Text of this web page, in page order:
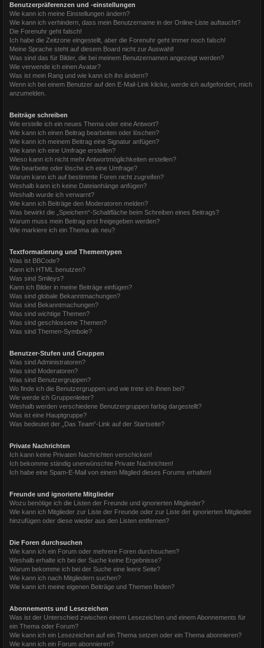
Benutzerpräferenzen und -einstellungen
Wie kann ich meine Einstellungen ändern?
Wie kann ich verhindern, dass mein Benutzername in der Online-Liste auftaucht?
Die Forenuhr geht falsch!
Ich habe die Zeitzone eingestellt, aber die Forenuhr geht immer noch falsch!
Meine Sprache steht auf diesem Board nicht zur Auswahl!
Was sind das für Bilder, die bei meinem Benutzernamen angezeigt werden?
Wie verwende ich einen Avatar?
Was ist mein Rang und wie kann ich ihn ändern?
Wenn ich bei einem Benutzer auf den E-Mail-Link klicke, werde ich aufgefordert, mich
anzumelden.
Beiträge schreiben
Wie erstelle ich ein neues Thema oder eine Antwort?
Wie kann ich einen Beitrag bearbeiten oder löschen?
Wie kann ich meinem Beitrag eine Signatur anfügen?
Wie kann ich eine Umfrage erstellen?
Wieso kann ich nicht mehr Antwortmöglichkeiten erstellen?
Wie bearbeite oder lösche ich eine Umfrage?
Warum kann ich auf bestimmte Foren nicht zugreifen?
Weshalb kann ich keine Dateianhänge anfügen?
Weshalb wurde ich verwarnt?
Wie kann ich Beiträge den Moderatoren melden?
Was bewirkt die „Speichern“-Schaltfläche beim Schreiben eines Beitrags?
Warum muss mein Beitrag erst freigegeben werden?
Wie markiere ich ein Thema als neu?
Textformatierung und Thementypen
Was ist BBCode?
Kann ich HTML benutzen?
Was sind Smileys?
Kann ich Bilder in meine Beiträge einfügen?
Was sind globale Bekanntmachungen?
Was sind Bekanntmachungen?
Was sind wichtige Themen?
Was sind geschlossene Themen?
Was sind Themen-Symbole?
Benutzer-Stufen und Gruppen
Was sind Administratoren?
Was sind Moderatoren?
Was sind Benutzergruppen?
Wo finde ich die Benutzergruppen und wie trete ich ihnen bei?
Wie werde ich Gruppenleiter?
Weshalb werden verschiedene Benutzergruppen farbig dargestellt?
Was ist eine Hauptgruppe?
Was bedeutet der „Das Team“-Link auf der Startseite?
Private Nachrichten
Ich kann keine Privaten Nachrichten verschicken!
Ich bekomme ständig unerwünschte Private Nachrichten!
Ich habe eine Spam-E-Mail von einem Mitglied dieses Forums erhalten!
Freunde und ignorierte Mitglieder
Wozu benötige ich die Listen der Freunde und ignorierten Mitglieder?
Wie kann ich Mitglieder zur Liste der Freunde oder zur Liste der ignorierten Mitglieder
hinzufügen oder diese wieder aus den Listen entfernen?
Die Foren durchsuchen
Wie kann ich ein Forum oder mehrere Foren durchsuchen?
Weshalb erhalte ich bei der Suche keine Ergebnisse?
Warum bekomme ich bei der Suche eine leere Seite?
Wie kann ich nach Mitgliedern suchen?
Wie kann ich meine eigenen Beiträge und Themen finden?
Abonnements und Lesezeichen
Was ist der Unterschied zwischen einem Lesezeichen und einem Abonnements für
ein Thema oder Forum?
Wie kann ich ein Lesezeichen auf ein Thema setzen oder ein Thema abonnieren?
Wie kann ich ein Forum abonnieren?